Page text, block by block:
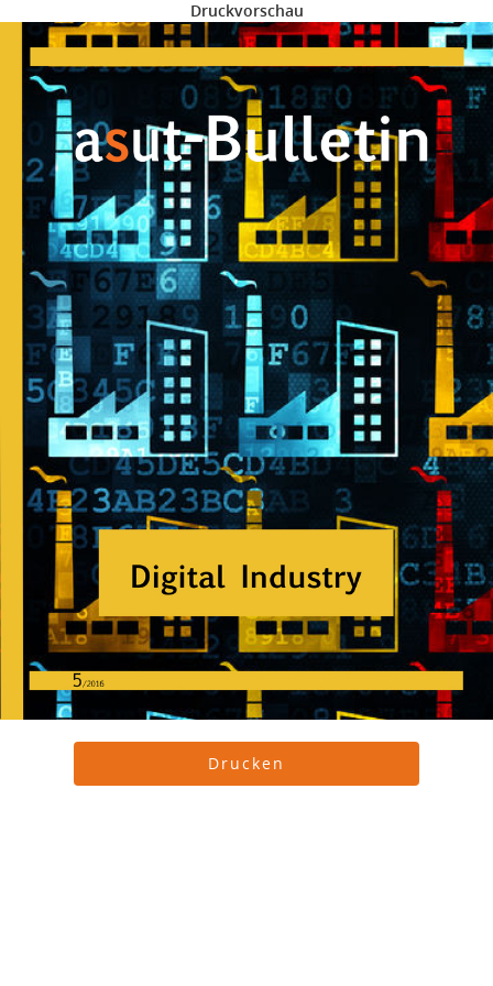
Druckvorschau
Drucken